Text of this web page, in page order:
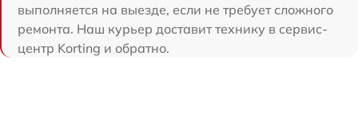
выполняется на выезде, если не требует сложного
ремонта. Наш курьер доставит технику в сервис-
центр Korting и обратно.